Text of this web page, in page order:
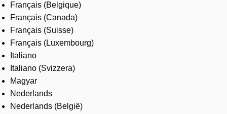
Français (Belgique)
Français (Canada)
Français (Suisse)
Français (Luxembourg)
Italiano
Italiano (Svizzera)
Magyar
Nederlands
Nederlands (België)